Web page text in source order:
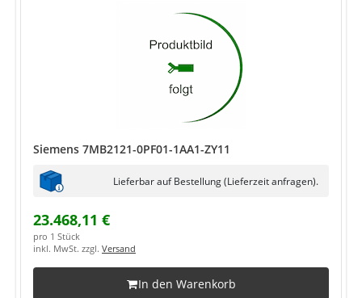
Siemens 7MB2121-0PF01-1AA1-ZY11
Lieferbar auf Bestellung (Lieferzeit anfragen).
23.468,11 €
pro 1 Stück
inkl. MwSt. zzgl. Versand
In den Warenkorb